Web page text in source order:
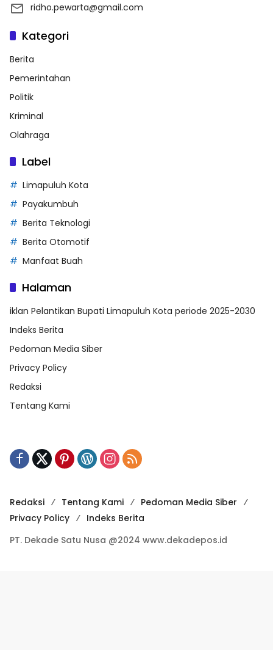
ridho.pewarta@gmail.com
Kategori
Berita
Pemerintahan
Politik
Kriminal
Olahraga
Label
Limapuluh Kota
Payakumbuh
Berita Teknologi
Berita Otomotif
Manfaat Buah
Halaman
iklan Pelantikan Bupati Limapuluh Kota periode 2025-2030
Indeks Berita
Pedoman Media Siber
Privacy Policy
Redaksi
Tentang Kami
Redaksi Tentang Kami
Pedoman Media Siber
Privacy Policy
Indeks Berita
PT. Dekade Satu Nusa @2024 www.dekadepos.id